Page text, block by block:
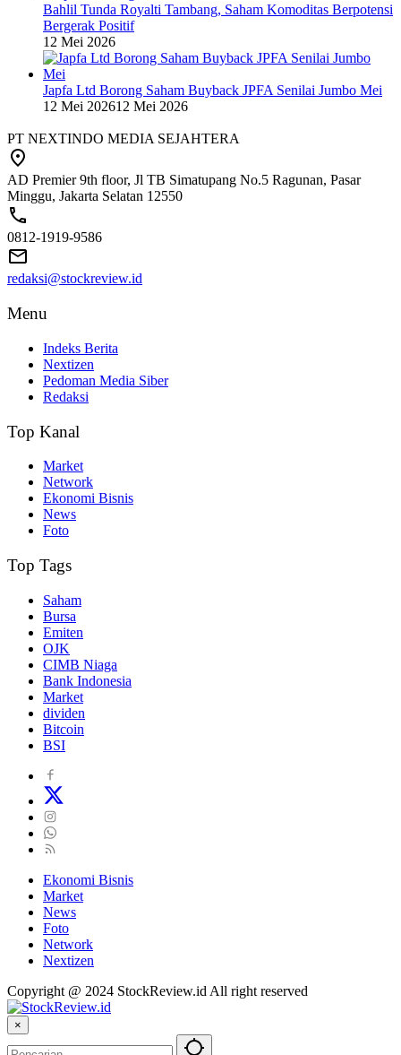
Bahlil Tunda Royalti Tambang, Saham Komoditas Berpotensi
Bergerak Positif
12 Mei 2026
Japfa Ltd Borong Saham Buyback JPFA Senilai Jumbo Mei
12 Mei 202612 Mei 2026
PT NEXTINDO MEDIA SEJAHTERA
AD Premier 9th floor, Jl TB Simatupang No.5 Ragunan, Pasar
Minggu, Jakarta Selatan 12550
0812-1919-9586
redaksi@stockreview.id
Menu
Indeks Berita
Nextizen
Pedoman Media Siber
Redaksi
Top Kanal
Market
Network
Ekonomi Bisnis
News
Foto
Top Tags
Saham
Bursa
Emiten
OJK
CIMB Niaga
Bank Indonesia
Market
dividen
Bitcoin
BSI
Ekonomi Bisnis
Market
News
Foto
Network
Nextizen
Copyright @ 2024 StockReview.id All right reserved
×